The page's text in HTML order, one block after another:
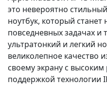
это невероятно
ноутбук, который
повседневных задачах и
ультратонкий и легкий
великолепное качество
своему экрану с
поддержкой технологии